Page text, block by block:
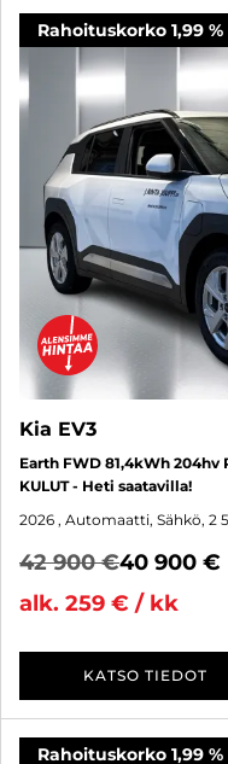
Rahoituskorko 1,99
Kia EV3
Earth FWD 81,4kWh 204hv
KULUT - Heti saatavilla!
2026 , Automaatti, Sähkö, 2
42 900 €40 900 €
alk. 259 € / kk
KATSO TIEDOT
Rahoituskorko 1,99